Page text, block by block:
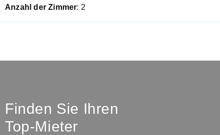
Anzahl der Zimmer: 2
Finden Sie Ihren
Top-Mieter